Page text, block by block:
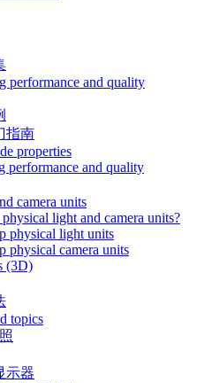
performance and quality
指南
properties
performance and quality
camera units
light and camera units?
physical light units
physical camera units
(3D)
topics
示器